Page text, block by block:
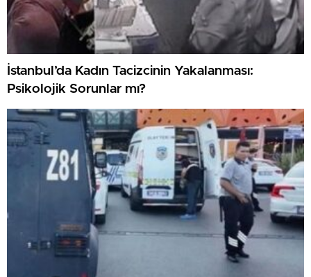
İstanbul’da Kadın Tacizcinin Yakalanması:
Psikolojik Sorunlar mı?